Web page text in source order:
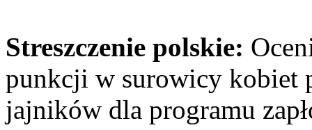
Streszczenie polskie:
punkcji w surowicy kobiet
jajników dla programu